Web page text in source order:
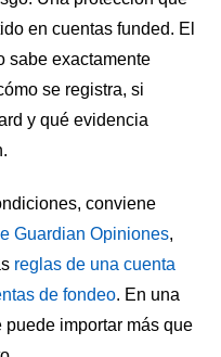
en cuentas funded. El
sabe exactamente
se registra, si
y qué evidencia
conviene
Guardian Opiniones,
reglas de una cuenta
de fondeo. En una
importar más que